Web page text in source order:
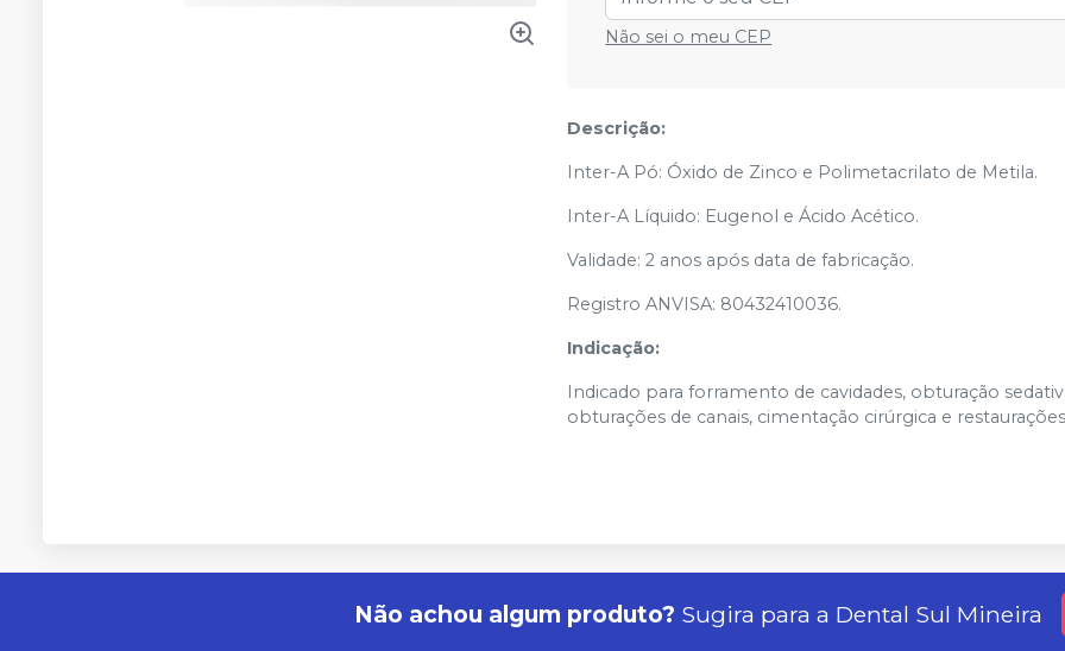
Não sei o meu CEP
Descrição:
Inter-A Pó: Óxido de Zinco e Polimetacrilato de Metila.
Inter-A Líquido: Eugenol e Ácido Acético.
Validade: 2 anos após data de fabricação.
Registro ANVISA: 80432410036.
Indicação:
Indicado para forramento de cavidades, obturação
obturações de canais, cimentação cirúrgica e
Não achou algum produto? Sugira para a Dental Sul Mineira